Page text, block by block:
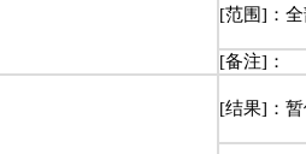
[范围]：
[备注]：
[结果]：